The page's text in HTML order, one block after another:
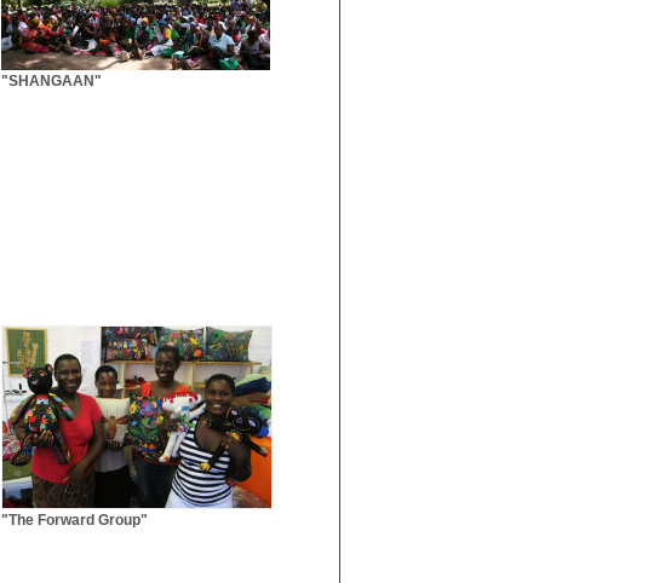
"SHANGAAN"
"The Forward Group"